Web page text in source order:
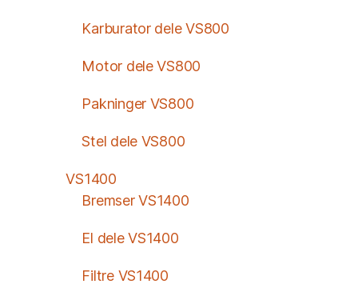
Karburator dele VS800
Motor dele VS800
Pakninger VS800
Stel dele VS800
VS1400
Bremser VS1400
El dele VS1400
Filtre VS1400